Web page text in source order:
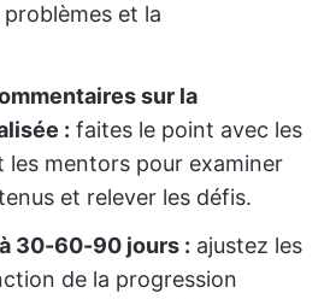
et la
sur la
: faites le point avec les
les mentors pour examiner
et relever les défis.
30-60-90 jours : ajustez les
de la progression